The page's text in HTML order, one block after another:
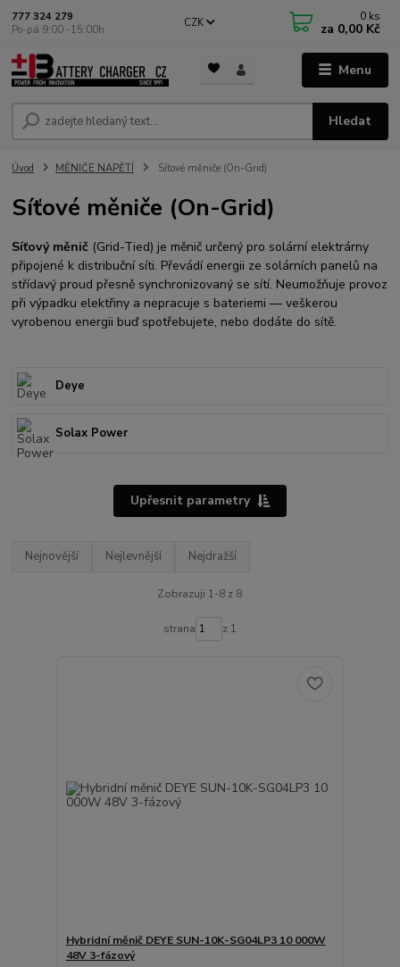
Menu
CZK
Hledat
777 324 279
Po-pá 9:00 -15:00h
0 ks
za 0,00 Kč
Úvod MĚNIČE NAPĚTÍ Síťové měniče (On-Grid)
Síťové měniče (On-Grid)
Síťový měnič (Grid-Tied) je měnič určený pro solární elektrárny
připojené k distribuční síti. Převádí energii ze solárních panelů na
střídavý proud přesně synchronizovaný se sítí. Neumožňuje provoz
při výpadku elektřiny a nepracuje s bateriemi — veškerou
vyrobenou energii buď spotřebujete, nebo dodáte do sítě.
Deye
Solax Power
Upřesnit parametry
Nejnovější Nejlevnější Nejdražší
Zobrazuji 1-8 z 8
strana z 1
Hybridní měnič DEYE SUN-10K-SG04LP3 10 000W
48V 3-fázový